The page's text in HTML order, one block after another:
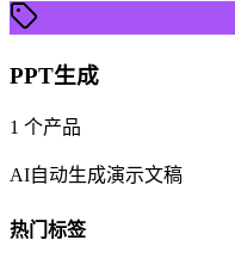
PPT生成
1 个产品
AI自动生成演示文稿
热门标签